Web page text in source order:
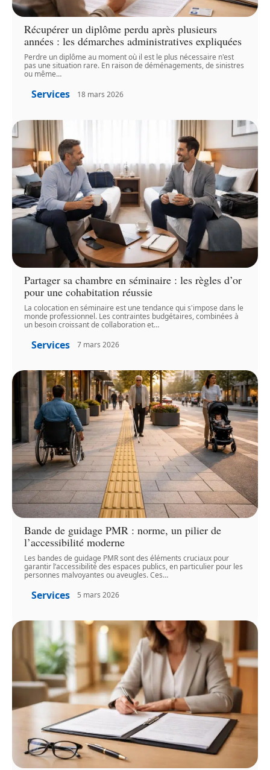
Récupérer un diplôme perdu après plusieurs
années : les démarches administratives expliquées
Perdre un diplôme au moment où il est le plus nécessaire n'est
pas une situation rare. En raison de déménagements, de sinistres
ou même…
Services 18 mars 2026
Partager sa chambre en séminaire : les règles d’or
pour une cohabitation réussie
La colocation en séminaire est une tendance qui s'impose dans le
monde professionnel. Les contraintes budgétaires, combinées à
un besoin croissant de collaboration et…
Services 7 mars 2026
Bande de guidage PMR : norme, un pilier de
l’accessibilité moderne
Les bandes de guidage PMR sont des éléments cruciaux pour
garantir l’accessibilité des espaces publics, en particulier pour les
personnes malvoyantes ou aveugles. Ces…
Services 5 mars 2026